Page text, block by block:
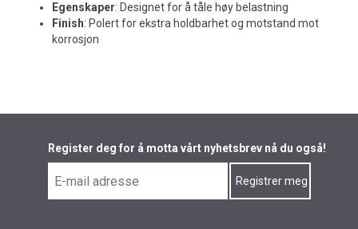
Egenskaper: Designet for å tåle høy belastning
Finish: Polert for ekstra holdbarhet og motstand mot
korrosjon
Register deg for å motta vårt nyhetsbrev nå du også!